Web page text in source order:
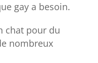
gay a besoin.
chat pour du
nombreux